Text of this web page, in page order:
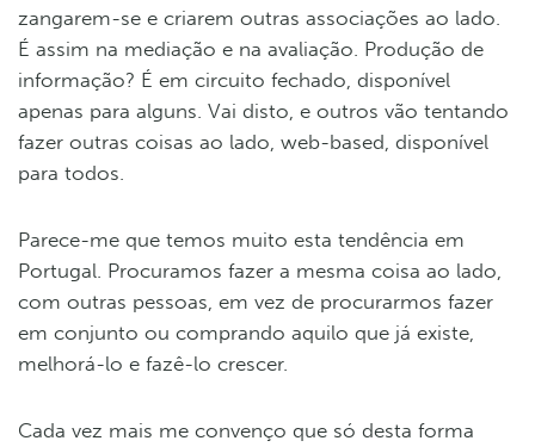
zangarem-se e criarem outras associações ao lado.
É assim na mediação e na avaliação. Produção de
informação? É em circuito fechado, disponível
apenas para alguns. Vai disto, e outros vão tentando
fazer outras coisas ao lado, web-based, disponível
para todos.
Parece-me que temos muito esta tendência em
Portugal. Procuramos fazer a mesma coisa ao lado,
com outras pessoas, em vez de procurarmos fazer
em conjunto ou comprando aquilo que já existe,
melhorá-lo e fazê-lo crescer.
Cada vez mais me convenço que só desta forma